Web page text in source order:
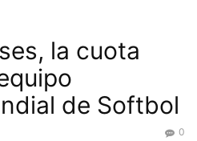
la cuota
de Softbol
0